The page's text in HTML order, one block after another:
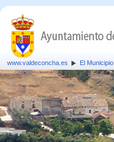
www.valdeconcha.es El Municipio